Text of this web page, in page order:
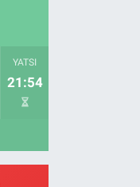
YATSI
21:54